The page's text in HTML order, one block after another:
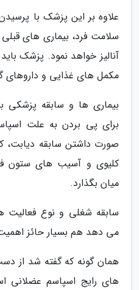
علاوه بر این پزشک با
سلامت فرد، بیماری های
آنالیز خواهد نمود. پزشک
مکمل های غذایی و داروهای
بیماری ها و سابقه پزشکی
برای پی بردن به علت
صورت داشتن سابقه دیابت،
کلیوی و آسیب های ستون
میان بگذارد.
سابقه شغلی و نوع
می دهد هم بسیار حائز
همان گونه که گفته شد از
های رایج اسپاسم عضلانی